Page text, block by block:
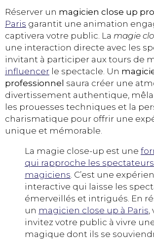
Réserver un magicien close up
Paris garantit une animation
captivera votre public. La magie
une interaction directe avec les
invitant à participer aux tours de
influencer le spectacle. Un
professionnel saura créer une
divertissement authentique,
les prouesses techniques et la
charismatique pour offrir une
unique et mémorable.
La magie close-up est une
qui rapproche les
magiciens. C’est une
interactive qui laisse les
émerveillés et intrigués. En
un magicien close up à Paris,
invitez votre public à vivre
magique dont ils se